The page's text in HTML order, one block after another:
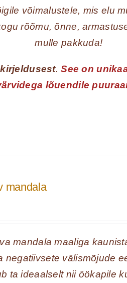
võimalustele, mis elu
rõõmu, õnne,
mulle pakkuda!
.See on
lõuendile
mandala
mandala maaliga
negatiivsete välismõjude
ta ideaalselt nii öökapile